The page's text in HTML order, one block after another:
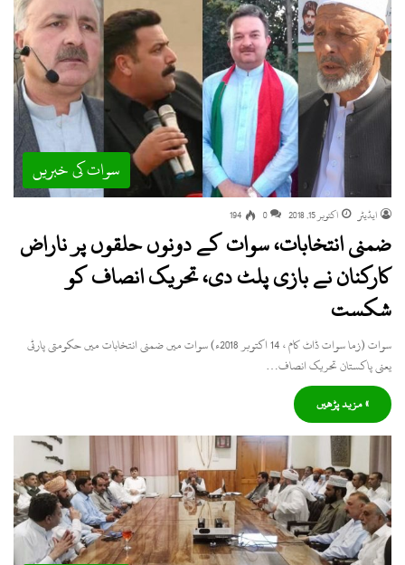
سوات کی خبریں
ایڈیٹر اکتوبر 15, 2018 0
194
ضمنی انتخابات، سوات کے دونوں حلقوں پر ناراض
کارکنان نے بازی پلٹ دی، تحریک انصاف کو
شکست
سوات (زما سوات ڈاٹ کام ، 14 اکتوبر 2018ء) سوات میں ضمنی انتخابات میں حکومتی پارٹی
یعنی پاکستان تحریک انصاف…
» مزید پڑھیں